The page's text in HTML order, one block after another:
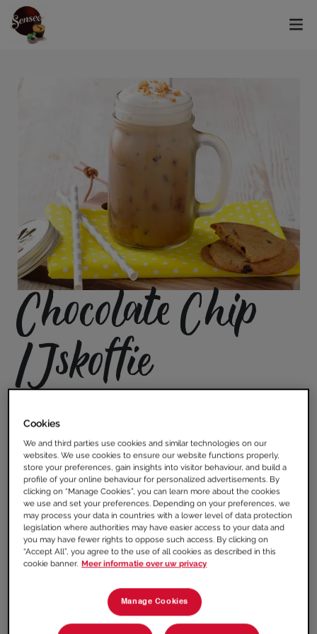
Chocolate Chip
IJskoffie
Voor deze ijskoffie lopen chocoladeliefhebbers
chocoladesaus én vanille-ijs, samen in één
verrukkelijk verkoelende ijskoffie.
Ook benieuwd naar Chocolate Chip Koekjes?Kijk
hier.
RECEPT AFDRUKKEN
Ingrediënten
Cookies
We and third parties use cookies and similar technologies on our
websites. We use cookies to ensure our website functions properly,
store your preferences, gain insights into visitor behaviour, and build a
profile of your online behaviour for personalized advertisements. By
clicking on “Manage Cookies”, you can learn more about the cookies
we use and set your preferences. Depending on your preferences, we
may process your data in countries with a lower level of data protection
legislation where authorities may have easier access to your data and
you may have fewer rights to oppose such access. By clicking on
“Accept All”, you agree to the use of all cookies as described in this
cookie banner. Meer informatie over uw privacy
Manage Cookies